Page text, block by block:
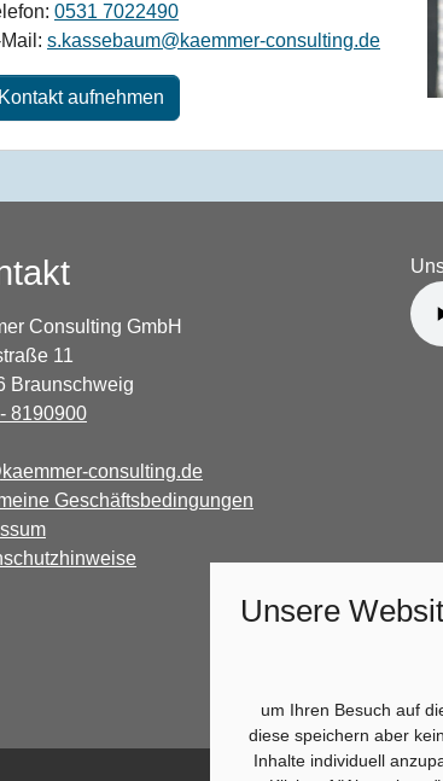
0531 7022490
s.kassebaum@kaemmer-consulting.de
Kontakt aufnehmen
Consulting GmbH
11
Braunschweig
8190900
consulting.de
Geschäftsbedingungen
Unsere
um Ihren Besuch auf
diese speichern aber
Inhalte individuell